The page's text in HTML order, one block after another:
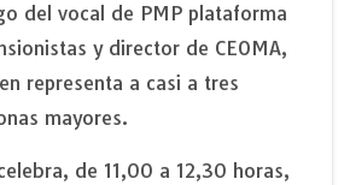
del vocal de PMP plataforma
y director de CEOMA,
representa a casi a tres
mayores.
de 11,00 a 12,30 horas,